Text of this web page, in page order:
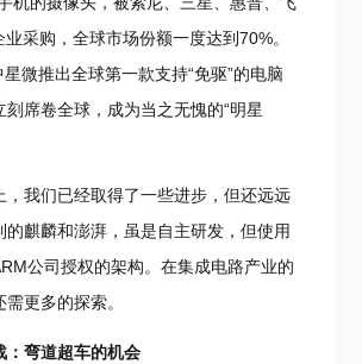
采购，全球市场份额一度达到70%。
微推出全球第一款支持“免驱”的电脑
刻席卷全球，成为当之无愧的“明星
，我们已经取得了一些进步，但还远远
的麒麟和澎湃，虽是自主研发，但使用
公司授权的架构。在集成电路产业的
更多的探索。
：弯道超车的机会